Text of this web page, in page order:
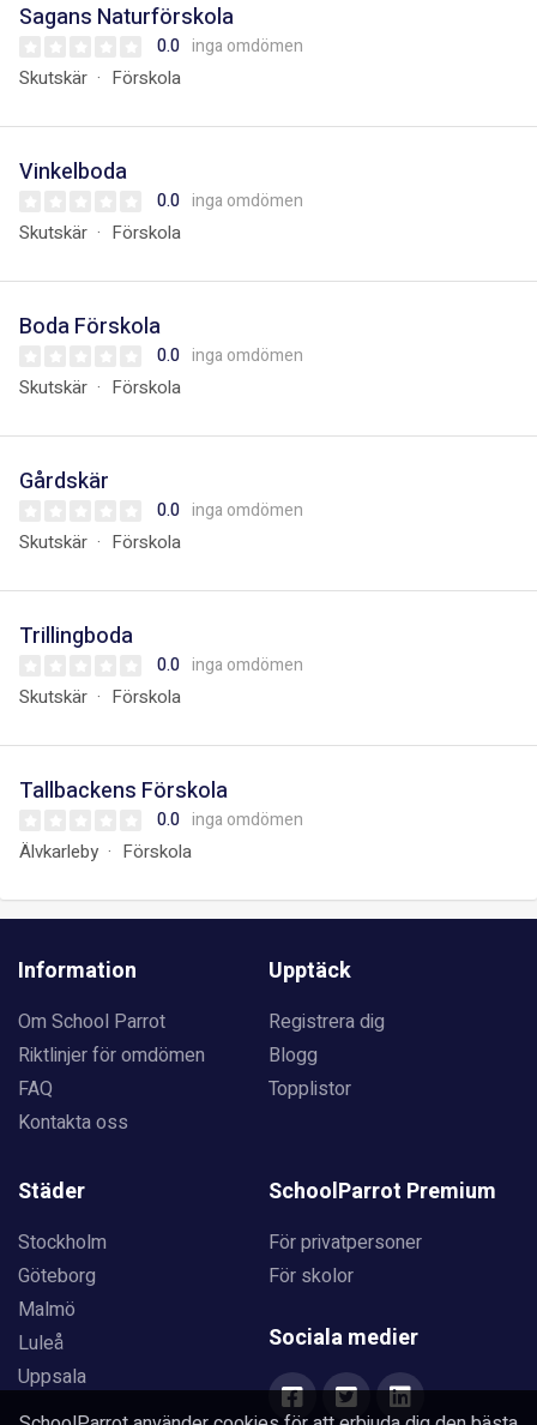
Sagans Naturförskola
0.0 inga omdömen
Skutskär Förskola
Vinkelboda
0.0 inga omdömen
Skutskär Förskola
Boda Förskola
0.0 inga omdömen
Skutskär Förskola
Gårdskär
0.0 inga omdömen
Skutskär Förskola
Trillingboda
0.0 inga omdömen
Skutskär Förskola
Tallbackens Förskola
0.0 inga omdömen
Älvkarleby Förskola
Information
Om School Parrot
Riktlinjer för omdömen
FAQ
Kontakta oss
Upptäck
Registrera dig
Blogg
Topplistor
Städer
Stockholm
Göteborg
Malmö
Luleå
Uppsala
SchoolParrot Premium
För privatpersoner
För skolor
Sociala medier